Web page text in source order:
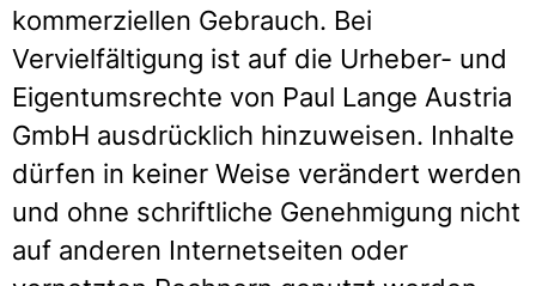
kommerziellen Gebrauch. Bei
Vervielfältigung ist auf die Urheber- und
Eigentumsrechte von Paul Lange Austria
GmbH ausdrücklich hinzuweisen. Inhalte
dürfen in keiner Weise verändert werden
und ohne schriftliche Genehmigung nicht
auf anderen Internetseiten oder